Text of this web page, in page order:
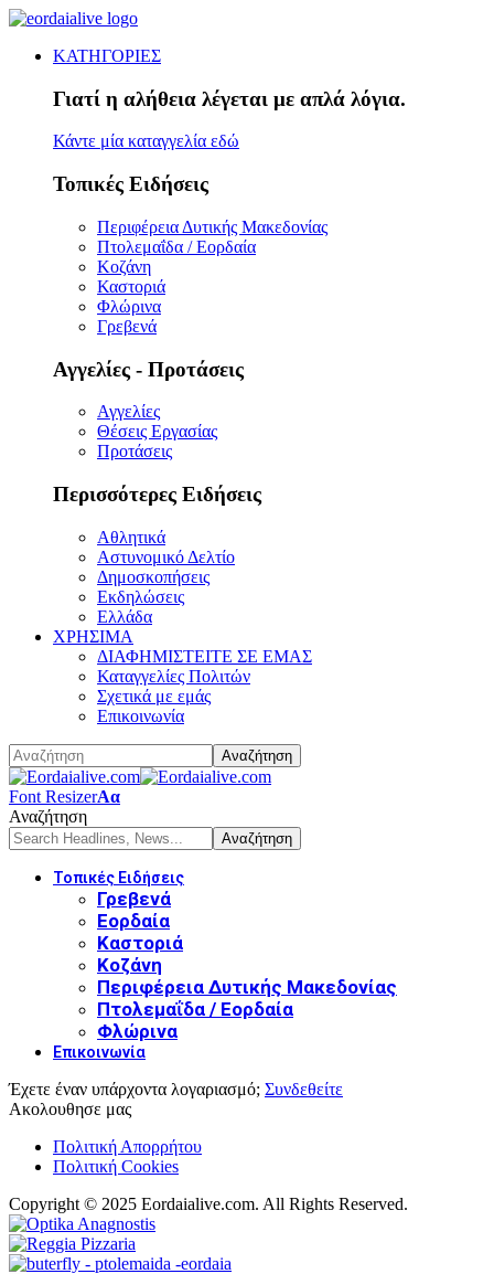
ΚΑΤΗΓΟΡΙΕΣ
Γιατί η αλήθεια λέγεται με απλά λόγια.
Κάντε μία καταγγελία εδώ
Τοπικές Ειδήσεις
Περιφέρεια Δυτικής Μακεδονίας
Πτολεμαΐδα / Εορδαία
Κοζάνη
Καστοριά
Φλώρινα
Γρεβενά
Αγγελίες - Προτάσεις
Αγγελίες
Θέσεις Εργασίας
Προτάσεις
Περισσότερες Ειδήσεις
Αθλητικά
Αστυνομικό Δελτίο
Δημοσκοπήσεις
Εκδηλώσεις
Ελλάδα
ΧΡΗΣΙΜΑ
ΔΙΑΦΗΜΙΣΤΕΙΤΕ ΣΕ ΕΜΑΣ
Καταγγελίες Πολιτών
Σχετικά με εμάς
Επικοινωνία
Font ResizerΑα
Αναζήτηση
Τοπικές Ειδήσεις
Γρεβενά
Εορδαία
Καστοριά
Κοζάνη
Περιφέρεια Δυτικής Μακεδονίας
Πτολεμαΐδα / Εορδαία
Φλώρινα
Επικοινωνία
Έχετε έναν υπάρχοντα λογαριασμό; Συνδεθείτε
Ακολουθησε μας
Πολιτική Απορρήτου
Πολιτική Cookies
Copyright © 2025 Eordaialive.com. All Rights Reserved.